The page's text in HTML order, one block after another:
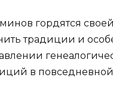
гордятся
традиции и
в повседневной